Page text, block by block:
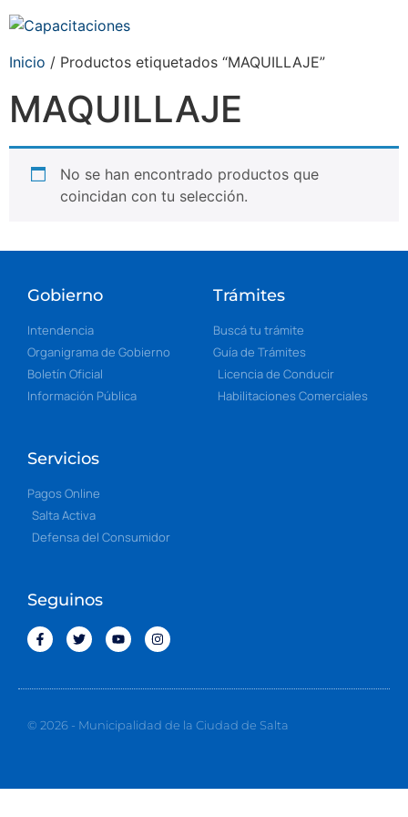
Inicio / Productos etiquetados “MAQUILLAJE”
MAQUILLAJE
No se han encontrado productos que
coincidan con tu selección.
Gobierno
Intendencia
Organigrama de Gobierno
Boletín Oficial
Información Pública
Trámites
Buscá tu trámite
Guía de Trámites
Licencia de Conducir
Habilitaciones Comerciales
Servicios
Pagos Online
Salta Activa
Defensa del Consumidor
Seguinos
© 2026 - Municipalidad de la Ciudad de Salta